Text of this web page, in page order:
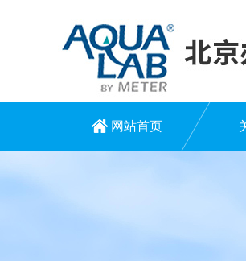
网站首页